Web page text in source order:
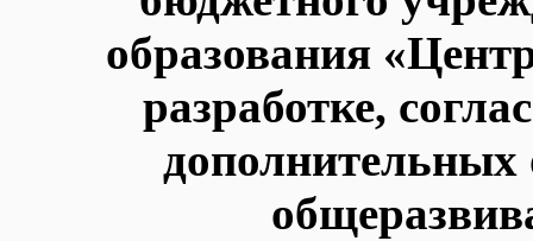
образования
разработке,
дополнительных